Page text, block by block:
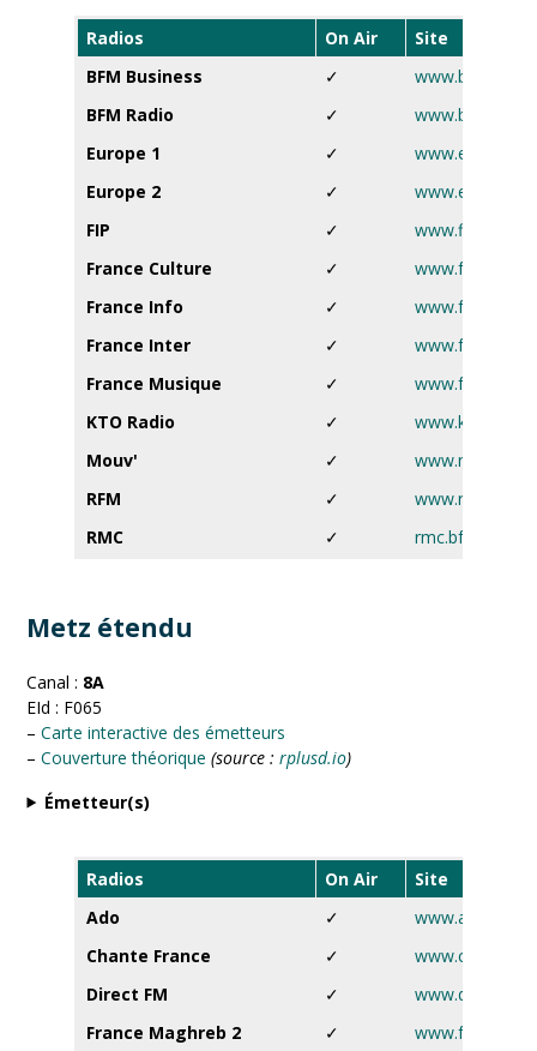
Radios On Air
Site
BFM Business
✓
BFM Radio
✓
Europe 1
✓
Europe 2
✓
FIP
✓
www.fip.fr
France Culture
✓
France Info
✓
France Inter
✓
France Musique
✓
KTO Radio
✓
Mouv'
✓
www.mouv.fr
RFM
✓
www.rfm.fr
RMC
✓ rmc.bfmtv.com
Metz étendu
Canal : 8A
EId : F065
–Carte interactive des émetteurs
–Couverture théorique (source :rplusd.io)
Émetteur(s)
Radios On Air
Site
Ado
✓
www.ado.fr
Chante France
✓
Direct FM
✓
France Maghreb 2
✓